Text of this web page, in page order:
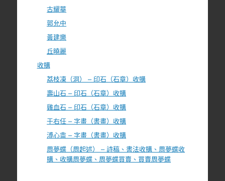
古耀華
郭允中
黃建樂
丘曉麗
收購
荔枝凍（洞） – 印石（石章）收購
壽山石 – 印石（石章）收購
雞血石 – 印石（石章）收購
于右任 – 字畫（書畫）收購
溥心畬 – 字畫（書畫）收購
周夢蝶（周起述） – 詩稿、書法收購、周夢蝶收
購、收購周夢蝶、周夢蝶買賣、買賣周夢蝶